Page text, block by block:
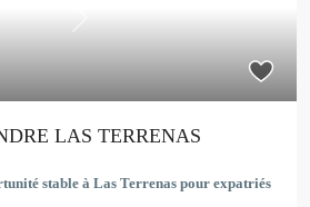
LAS TERRENAS
stable à Las Terrenas pour expatriés